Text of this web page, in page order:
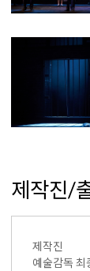
제작진/
제작진
예술감독